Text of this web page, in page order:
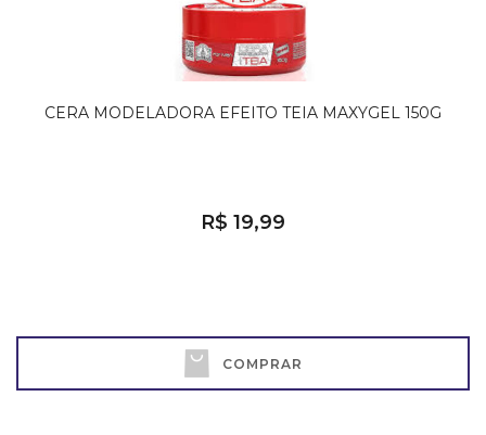
CERA MODELADORA EFEITO TEIA MAXYGEL 150G
R$ 19,99
COMPRAR